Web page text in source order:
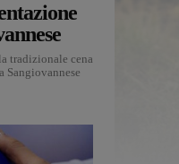
tradizionale cena
Sangiovannese